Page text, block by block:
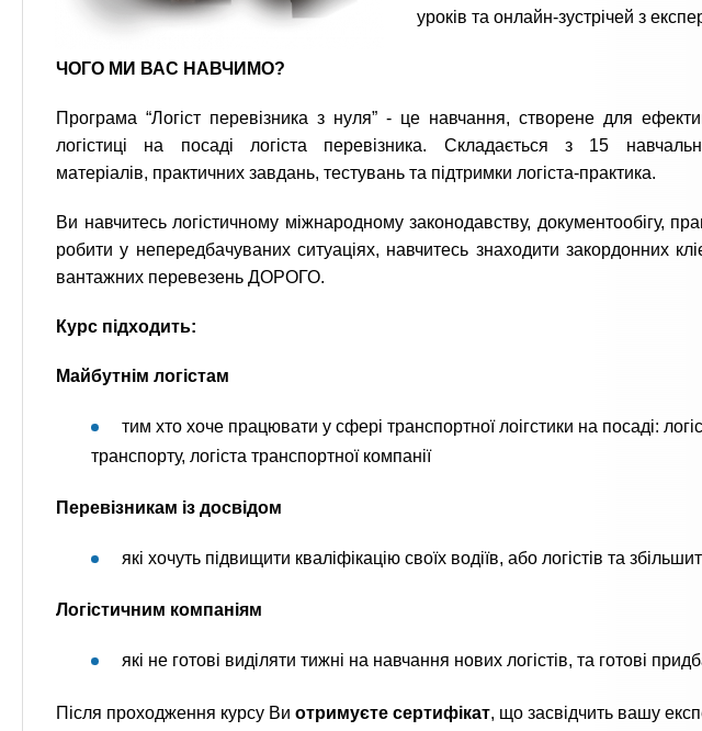
уроків та онлайн-зустрічей з
ЧОГО МИ ВАС НАВЧИМО?
Програма “Логіст перевізника з нуля” - це навчання, створене для
логістиці на посаді логіста перевізника. Складається з 15
матеріалів, практичних завдань, тестувань та підтримки логіста-практика.
Ви навчитесь логістичному міжнародному законодавству, документообігу,
робити у непередбачуваних ситуаціях, навчитесь знаходити закордонних
вантажних перевезень ДОРОГО.
Курс підходить:
Майбутнім логістам
тим хто хоче працювати у сфері транспортної лоігстики на посаді:
транспорту, логіста транспортної компанії
Перевізникам із досвідом
які хочуть підвищити кваліфікацію своїх водіїв, або логістів та
Логістичним компаніям
які не готові виділяти тижні на навчання нових логістів, та готові
Після проходження курсу Ви отримуєте сертифікат, що засвідчить вашу